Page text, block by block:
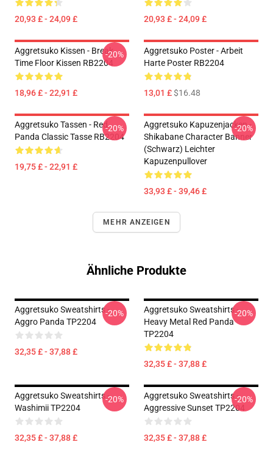
20,93 £ - 24,09 £ 20,93 £ - 24,09 £
Aggretsuko Kissen - Break
Time Floor Kissen RB2204
18,96 £ - 22,91 £
-20%
Aggretsuko Poster - Arbeit
Harte Poster RB2204
13,01 £$16.48
Aggretsuko Tassen - Red
Panda Classic Tasse RB2204
19,75 £ - 22,91 £
-20%
Aggretsuko Kapuzenjacken -
Shikabane Character Banner
(Schwarz) Leichter
Kapuzenpullover
33,93 £ - 39,46 £
-20%
MEHR ANZEIGEN
Ähnliche Produkte
Aggretsuko Sweatshirts -
Aggro Panda TP2204
32,35 £ - 37,88 £
-20%
Aggretsuko Sweatshirts -
Heavy Metal Red Panda
TP2204
32,35 £ - 37,88 £
-20%
Aggretsuko Sweatshirts -
Washimii TP2204
32,35 £ - 37,88 £
-20%
Aggretsuko Sweatshirts -
Aggressive Sunset TP2204
32,35 £ - 37,88 £
-20%